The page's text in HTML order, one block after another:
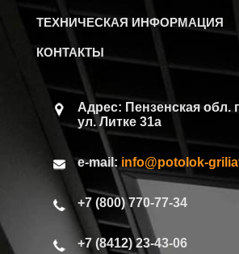
ТЕХНИЧЕСКАЯ ИНФОРМАЦИЯ
КОНТАКТЫ
Адрес: Пензенская обл.
ул. Литке 31а
e-mail: info@potolok-
+7 (800) 770-77-34
+7 (8412) 23-43-06